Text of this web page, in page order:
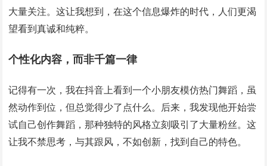
大量关注。这让我想到，在这个信息爆炸的时代，人们更渴
望看到真诚和纯粹。
个性化内容，而非千篇一律
记得有一次，我在抖音上看到一个小朋友模仿热门舞蹈，虽
然动作到位，但总觉得少了点什么。后来，我发现他开始尝
试自己创作舞蹈，那种独特的风格立刻吸引了大量粉丝。这
让我不禁思考，与其跟风，不如创新，找到自己的特色。